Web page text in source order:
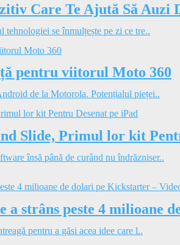
Care Te Ajută Să Auzi
se înmulțește pe zi ce tre..
pentru viitorul Moto 360
de la Motorola. Potențialul pieței..
Slide, Primul lor kit
însă până de curând nu îndrăzniser..
a strâns peste 4 milioane
pentru a găsi acea idee care l..